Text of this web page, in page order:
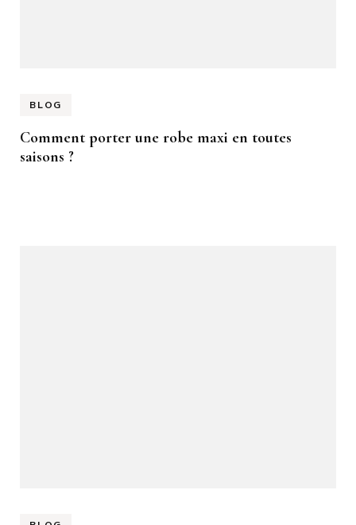
BLOG
Comment porter une robe maxi en toutes
saisons ?